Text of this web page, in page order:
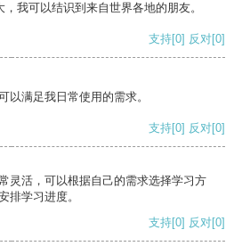
我可以结识到来自世界各地的朋友。
支持[0] 反对[0]
以满足我日常使用的需求。
支持[0] 反对[0]
灵活，可以根据自己的需求选择学习方
排学习进度。
支持[0] 反对[0]